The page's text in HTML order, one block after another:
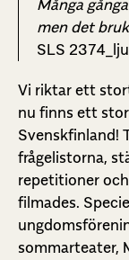
Många
men det
SLS
Vi riktar ett
nu finns ett
Svenskfinland!
frågelistorna,
repetitioner
filmades.
sommarteater,